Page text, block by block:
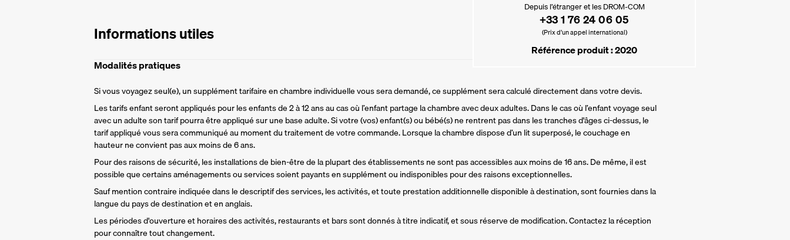
Depuis l’étranger et les DROM-COM
+33 1 76 24 06 05
(Prix d’un appel international)
Référence produit : 2020
Informations utiles
Modalités pratiques
Si vous voyagez seul(e), un supplément tarifaire en chambre individuelle vous sera demandé, ce supplément sera calculé directement dans votre devis.
Les tarifs enfant seront appliqués pour les enfants de 2 à 12 ans au cas où l’enfant partage la chambre avec deux adultes. Dans le cas où l’enfant voyage seul
avec un adulte son tarif pourra être appliqué sur une base adulte. Si votre (vos) enfant(s) ou bébé(s) ne rentrent pas dans les tranches d'âges ci-dessus, le
tarif appliqué vous sera communiqué au moment du traitement de votre commande. Lorsque la chambre dispose d’un lit superposé, le couchage en
hauteur ne convient pas aux moins de 6 ans.
Pour des raisons de sécurité, les installations de bien-être de la plupart des établissements ne sont pas accessibles aux moins de 16 ans. De même, il est
possible que certains aménagements ou services soient payants en supplément ou indisponibles pour des raisons exceptionnelles.
Sauf mention contraire indiquée dans le descriptif des services, les activités, et toute prestation additionnelle disponible à destination, sont fournies dans la
langue du pays de destination et en anglais.
Les périodes d'ouverture et horaires des activités, restaurants et bars sont donnés à titre indicatif, et sous réserve de modification. Contactez la réception
pour connaître tout changement.